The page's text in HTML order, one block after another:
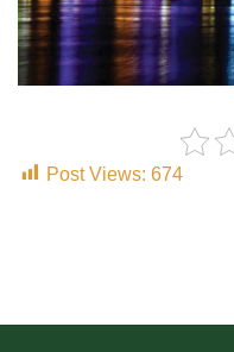
Post Views: 674